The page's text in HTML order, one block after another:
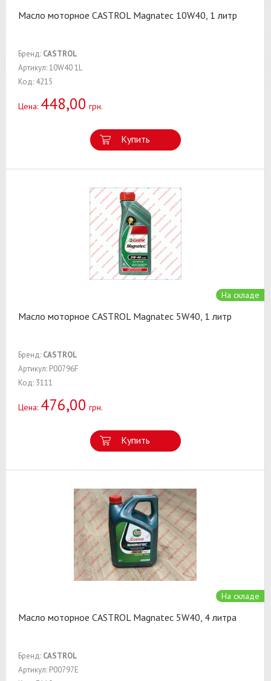
Масло моторное CASTROL Magnatec 10W40, 1 литр
Бренд: CASTROL
Артикул: 10W40 1L
Код: 4215
Цена: 448,00 грн.
Купить
На складе
Масло моторное CASTROL Magnatec 5W40, 1 литр
Бренд: CASTROL
Артикул: P00796F
Код: 3111
Цена: 476,00 грн.
Купить
На складе
Масло моторное CASTROL Magnatec 5W40, 4 литра
Бренд: CASTROL
Артикул: P00797E